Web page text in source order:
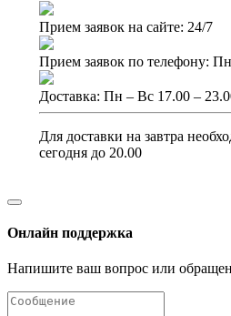
Прием заявок на сайте: 24/7
Прием заявок по телефону:
Доставка: Пн – Вс 17.00 –
Для доставки на завтра
сегодня до 20.00
Онлайн поддержка
Напишите ваш вопрос или